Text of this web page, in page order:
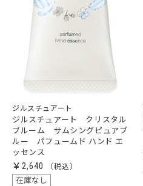
ジルスチュアート
ジルスチュアート クリスタル
ブルーム サムシングピュアブ
ルー パフュームド ハンド エ
ッセンス
￥2,640
在庫なし